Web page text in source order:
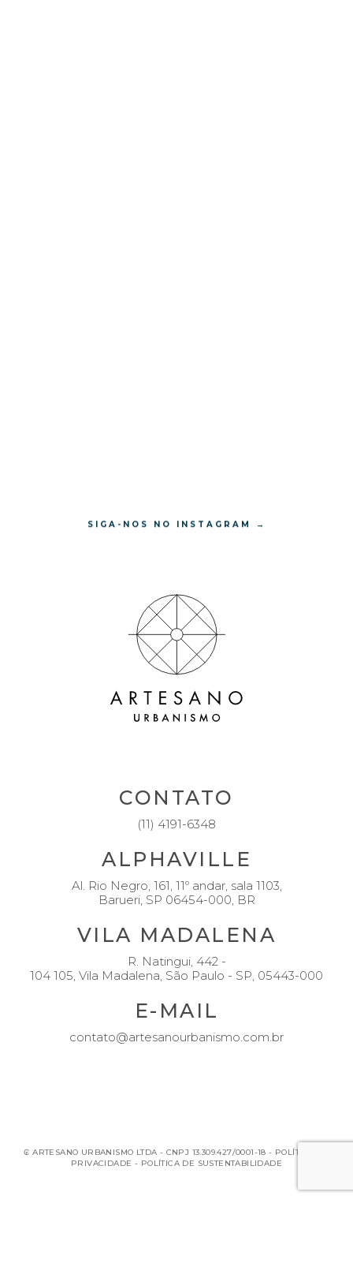
SIGA-NOS NO INSTAGRAM →
CONTATO
(11) 4191-6348
ALPHAVILLE
Al. Rio Negro, 161, 11º andar, sala 1103,
Barueri, SP 06454-000, BR
VILA MADALENA
R. Natingui, 442 -
104 105, Vila Madalena, São Paulo - SP, 05443-000
E-MAIL
contato@artesanourbanismo.com.br
₢ ARTESANO URBANISMO LTDA - CNPJ 13.309.427/0001-18 - POLÍTICA DE
PRIVACIDADE - POLÍTICA DE SUSTENTABILIDADE